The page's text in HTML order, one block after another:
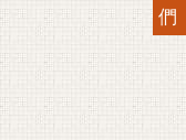
們